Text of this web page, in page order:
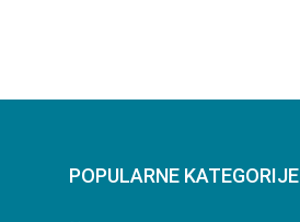
POPULARNE KATEGORIJE